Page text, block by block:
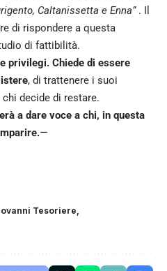
Caltanissetta e Enna”. Il
di rispondere a questa
di fattibilità.
privilegi. Chiede di essere
, di trattenere i suoi
decide di restare.
a dare voce a chi, in questa
—
Tesoriere